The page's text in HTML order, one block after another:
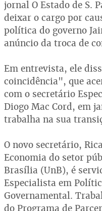
jornal O Estado de S.
deixar o cargo por
política do governo
anúncio da troca de
Em entrevista, ele
coincidência", que
com o secretário
Diogo Mac Cord, em
trabalha na sua
O novo secretário,
Economia do setor
Brasília (UnB), é
Especialista em
Governamental.
do Programa de